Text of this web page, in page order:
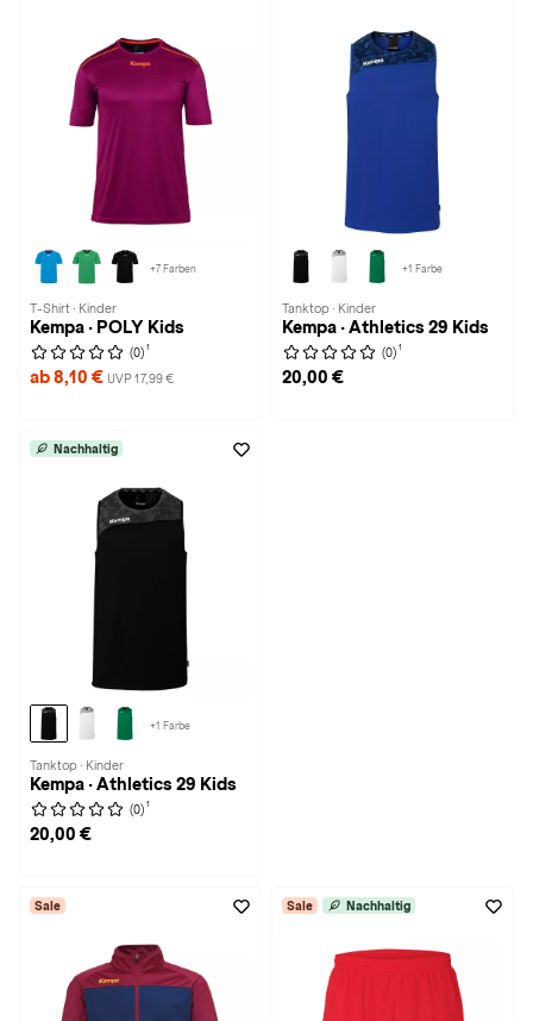
+7 Farben
T-Shirt · Kinder
Kempa · POLY Kids
(0) 1
ab 8,10 € UVP 17,99 €
+1 Farbe
Tanktop · Kinder
Kempa · Athletics 29 Kids
(0) 1
20,00 €
Nachhaltig
+1 Farbe
Tanktop · Kinder
Kempa · Athletics 29 Kids
(0) 1
20,00 €
Sale Sale Nachhaltig